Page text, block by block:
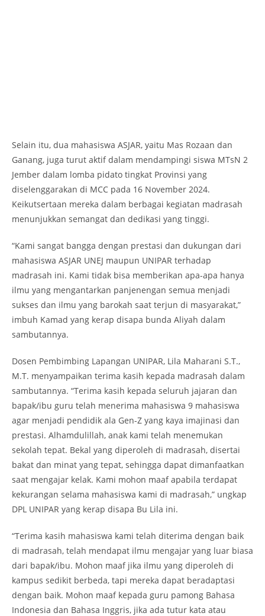
Selain itu, dua mahasiswa ASJAR, yaitu Mas Rozaan dan
Ganang, juga turut aktif dalam mendampingi siswa MTsN 2
Jember dalam lomba pidato tingkat Provinsi yang
diselenggarakan di MCC pada 16 November 2024.
Keikutsertaan mereka dalam berbagai kegiatan madrasah
menunjukkan semangat dan dedikasi yang tinggi.
“Kami sangat bangga dengan prestasi dan dukungan dari
mahasiswa ASJAR UNEJ maupun UNIPAR terhadap
madrasah ini. Kami tidak bisa memberikan apa-apa hanya
ilmu yang mengantarkan panjenengan semua menjadi
sukses dan ilmu yang barokah saat terjun di masyarakat,”
imbuh Kamad yang kerap disapa bunda Aliyah dalam
sambutannya.
Dosen Pembimbing Lapangan UNIPAR, Lila Maharani S.T.,
M.T. menyampaikan terima kasih kepada madrasah dalam
sambutannya. “Terima kasih kepada seluruh jajaran dan
bapak/ibu guru telah menerima mahasiswa 9 mahasiswa
agar menjadi pendidik ala Gen-Z yang kaya imajinasi dan
prestasi. Alhamdulillah, anak kami telah menemukan
sekolah tepat. Bekal yang diperoleh di madrasah, disertai
bakat dan minat yang tepat, sehingga dapat dimanfaatkan
saat mengajar kelak. Kami mohon maaf apabila terdapat
kekurangan selama mahasiswa kami di madrasah,” ungkap
DPL UNIPAR yang kerap disapa Bu Lila ini.
“Terima kasih mahasiswa kami telah diterima dengan baik
di madrasah, telah mendapat ilmu mengajar yang luar biasa
dari bapak/ibu. Mohon maaf jika ilmu yang diperoleh di
kampus sedikit berbeda, tapi mereka dapat beradaptasi
dengan baik. Mohon maaf kepada guru pamong Bahasa
Indonesia dan Bahasa Inggris, jika ada tutur kata atau